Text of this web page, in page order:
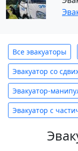
Все эвакуаторы
Эвакуатор со
Эвакуатор-
Эвакуатор с